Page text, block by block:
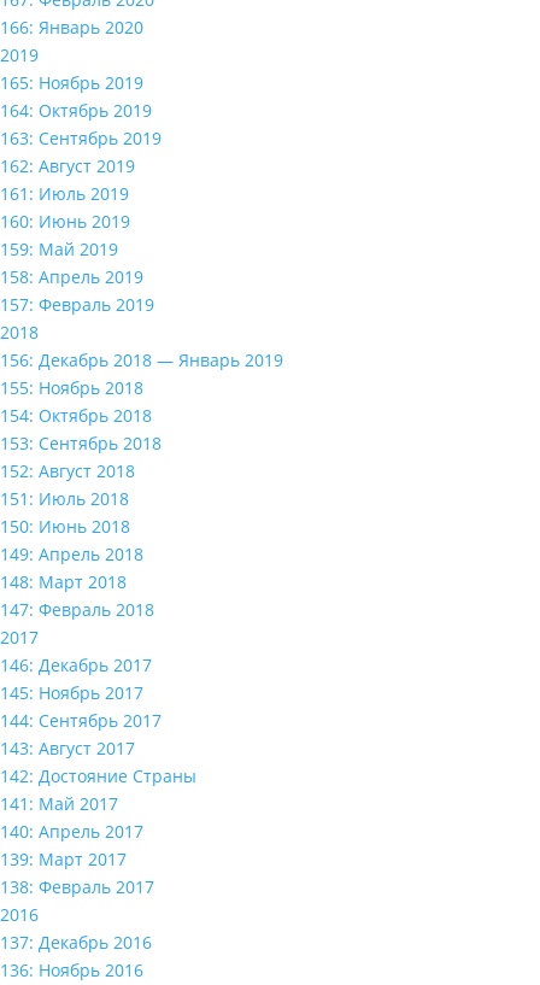
166: Январь 2020
2019
165: Ноябрь 2019
164: Октябрь 2019
163: Сентябрь 2019
162: Август 2019
161: Июль 2019
160: Июнь 2019
159: Май 2019
158: Апрель 2019
157: Февраль 2019
2018
156: Декабрь 2018 — Январь 2019
155: Ноябрь 2018
154: Октябрь 2018
153: Сентябрь 2018
152: Август 2018
151: Июль 2018
150: Июнь 2018
149: Апрель 2018
148: Март 2018
147: Февраль 2018
2017
146: Декабрь 2017
145: Ноябрь 2017
144: Сентябрь 2017
143: Август 2017
142: Достояние Страны
141: Май 2017
140: Апрель 2017
139: Март 2017
138: Февраль 2017
2016
137: Декабрь 2016
136: Ноябрь 2016